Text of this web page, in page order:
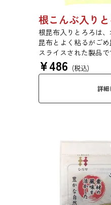
根昆布入りとろろは
昆布とよく粘るがご
スライスされた製品
りがあり、昆布本来
だけます。現代の食
¥486 (税込)
詳細